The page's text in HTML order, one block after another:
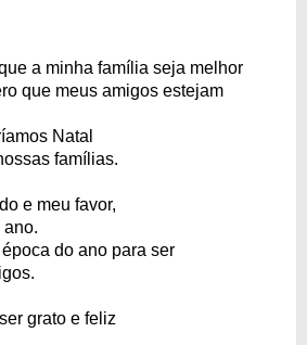
a minha família seja melhor
que meus amigos estejam
Natal
famílias.
e meu favor,
ano.
do ano para ser
grato e feliz